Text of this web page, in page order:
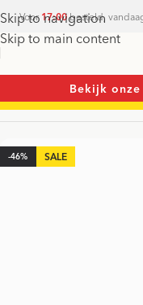
Skip to navigation
Skip to main content
Voor 17:00besteld,
Bekijk
Home/
-46%